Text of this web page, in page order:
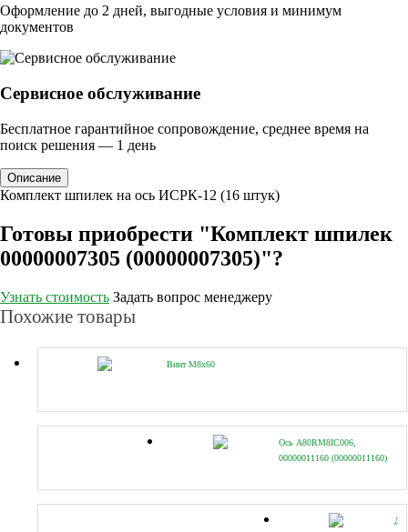
Оформление до 2 дней, выгодные условия и минимум
документов
Сервисное обслуживание
Бесплатное гарантийное сопровождение, среднее время на
поиск решения — 1 день
Описание
Комплект шпилек на ось ИСРК-12 (16 штук)
Готовы приобрести "Комплект шпилек
00000007305 (00000007305)"?
Узнать стоимость Задать вопрос менеджеру
Похожие товары
Винт М8х60
Ось A80RM8IC006,
00000011160 (00000011160)